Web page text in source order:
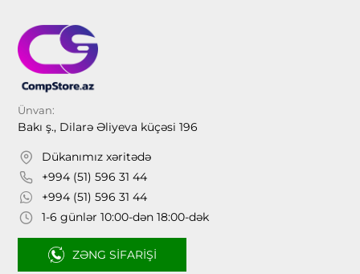
Ünvan:
Bakı ş., Dilarə Əliyeva küçəsi 196
Dükanımız xəritədə
+994 (51) 596 31 44
+994 (51) 596 31 44
1-6 günlər 10:00-dən 18:00-dək
ZƏNG SIFARIŞI